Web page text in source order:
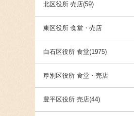
北区役所 売店(59)
東区役所 食堂・売店
白石区役所 食堂(1975)
厚別区役所 食堂・売店
豊平区役所 売店(44)